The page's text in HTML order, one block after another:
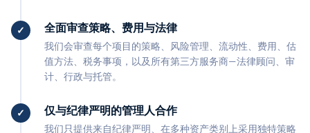
全面审查策略、费用与法律
我们会审查每个项目的策略、风险管理、流动性、费用、估
值方法、税务事项，以及所有第三方服务商—法律顾问、审
计、行政与托管。
仅与纪律严明的管理人合作
我们只提供来自纪律严明、在多种资产类别上采用独特策略